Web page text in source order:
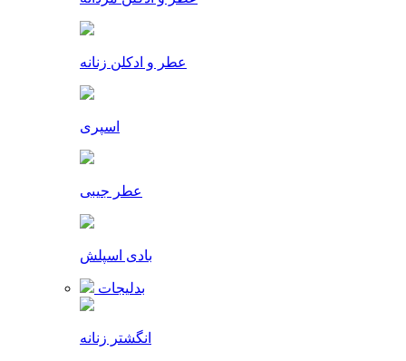
عطر و ادکلن زنانه
اسپری
عطر جیبی
بادی اسپلش
بدلیجات
انگشتر زنانه